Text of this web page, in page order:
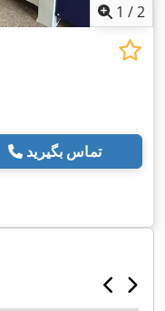
1 /2
تماس بگیرید